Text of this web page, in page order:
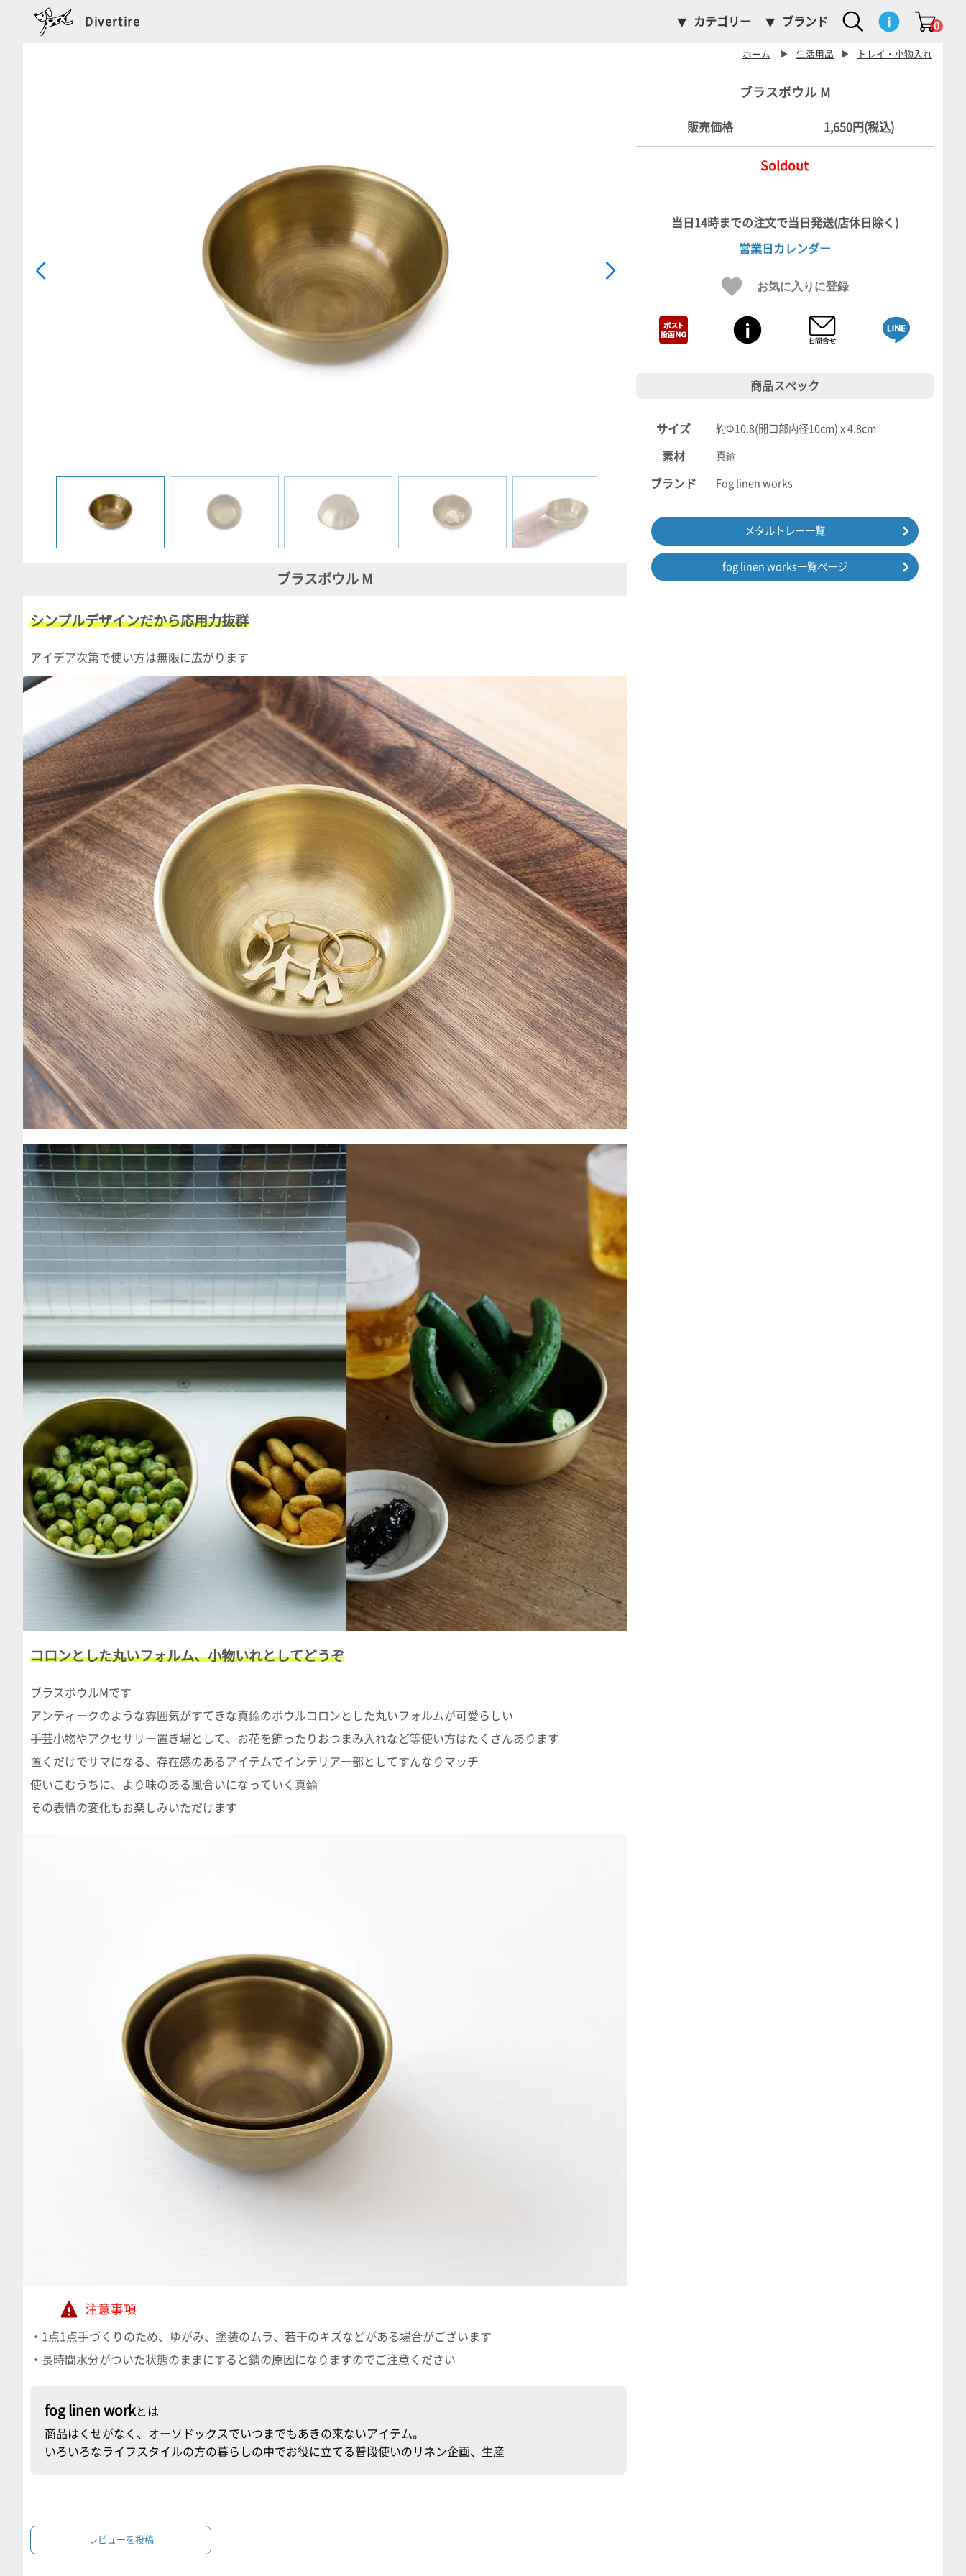
Divertire カテゴリー ブランド 0
ホーム ▶ 生活用品 ▶ トレイ・小物入れ
ブラスボウル M
販売価格 1,650円(税込)
Soldout
営業日カレンダー
お気に入りに登録
ブラスボウル M
シンプルデザインだから応用力抜群
アイデア次第で使い方は無限に広がります
コロンとした丸いフォルム、小物いれとしてどうぞ
ブラスボウルMです
アンティークのような雰囲気がすてきな真鍮のボウルコロンとした丸いフォルムが可愛らしい
手芸小物やアクセサリー置き場として、お花を飾ったりおつまみ入れなど等使い方はたくさんあります
置くだけでサマになる、存在感のあるアイテムでインテリア一部としてすんなりマッチ
使いこむうちに、より味のある風合いになっていく真鍮
その表情の変化もお楽しみいただけます
注意事項
・1点1点手づくりのため、ゆがみ、塗装のムラ、若干のキズなどがある場合がございます
・長時間水分がついた状態のままにすると錆の原因になりますのでご注意ください
fog linen workとは
商品はくせがなく、オーソドックスでいつまでもあきの来ないアイテム。
いろいろなライフスタイルの方の暮らしの中でお役に立てる普段使いのリネン企画、生産
商品スペック
サイズ 約Φ10.8(開口部内径10cm) x 4.8cm
素材 真鍮
ブランド Fog linen works
メタルトレー一覧
fog linen works一覧ページ
レビューを投稿